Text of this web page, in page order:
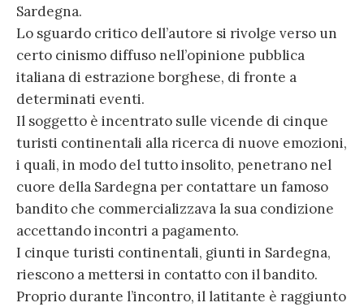
Sardegna.
Lo sguardo critico dell’autore si rivolge verso un
certo cinismo diffuso nell’opinione pubblica
italiana di estrazione borghese, di fronte a
determinati eventi.
Il soggetto è incentrato sulle vicende di cinque
turisti continentali alla ricerca di nuove emozioni,
i quali, in modo del tutto insolito, penetrano nel
cuore della Sardegna per contattare un famoso
bandito che commercializzava la sua condizione
accettando incontri a pagamento.
I cinque turisti continentali, giunti in Sardegna,
riescono a mettersi in contatto con il bandito.
Proprio durante l’incontro, il latitante è raggiunto